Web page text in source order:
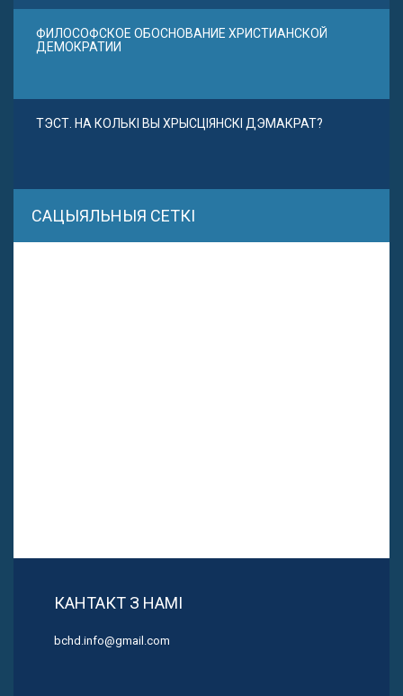
ФИЛОСОФСКОЕ ОБОСНОВАНИЕ ХРИСТИАНСКОЙ
ДЕМОКРАТИИ
ТЭСТ. НА КОЛЬКІ ВЫ ХРЫСЦІЯНСКІ ДЭМАКРАТ?
САЦЫЯЛЬНЫЯ СЕТКІ
КАНТАКТ З НАМІ
bchd.info@gmail.com